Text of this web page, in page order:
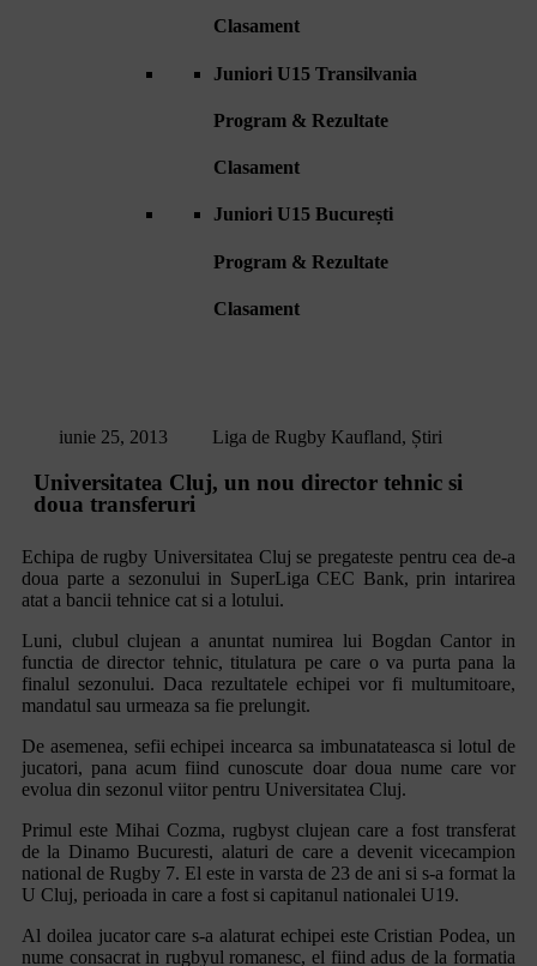
Clasament
Juniori U15 Transilvania
Program & Rezultate
Clasament
Juniori U15 București
Program & Rezultate
Clasament
iunie 25, 2013 Liga de Rugby Kaufland, Știri
Universitatea Cluj, un nou director tehnic si
doua transferuri
Echipa de rugby Universitatea Cluj se pregateste pentru cea de-a
doua parte a sezonului in SuperLiga CEC Bank, prin intarirea
atat a bancii tehnice cat si a lotului.
Luni, clubul clujean a anuntat numirea lui Bogdan Cantor in
functia de director tehnic, titulatura pe care o va purta pana la
finalul sezonului. Daca rezultatele echipei vor fi multumitoare,
mandatul sau urmeaza sa fie prelungit.
De asemenea, sefii echipei incearca sa imbunatateasca si lotul de
jucatori, pana acum fiind cunoscute doar doua nume care vor
evolua din sezonul viitor pentru Universitatea Cluj.
Primul este Mihai Cozma, rugbyst clujean care a fost transferat
de la Dinamo Bucuresti, alaturi de care a devenit vicecampion
national de Rugby 7. El este in varsta de 23 de ani si s-a format la
U Cluj, perioada in care a fost si capitanul nationalei U19.
Al doilea jucator care s-a alaturat echipei este Cristian Podea, un
nume consacrat in rugbyul romanesc, el fiind adus de la formatia